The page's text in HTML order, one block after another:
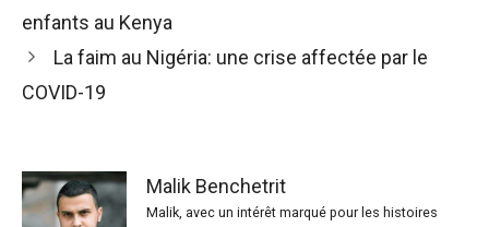
enfants au Kenya
La faim au Nigéria: une crise affectée par le
COVID-19
Malik Benchetrit
Malik, avec un intérêt marqué pour les histoires